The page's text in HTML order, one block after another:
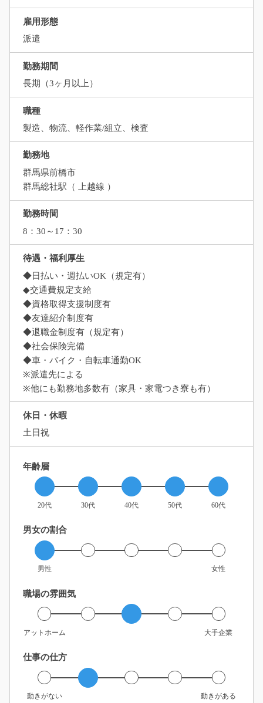
雇用形態
派遣
勤務期間
長期（3ヶ月以上）
職種
製造、物流、軽作業/組立、検査
勤務地
群馬県前橋市
群馬総社駅（ 上越線 ）
勤務時間
8：30～17：30
待遇・福利厚生
◆日払い・週払いOK（規定有）
◆交通費規定支給
◆資格取得支援制度有
◆友達紹介制度有
◆退職金制度有（規定有）
◆社会保険完備
◆車・バイク・自転車通勤OK
※派遣先による
※他にも勤務地多数有（家具・家電つき寮も有）
休日・休暇
土日祝
年齢層
20代 30代 40代 50代 60代
男女の割合
男性 女性
職場の雰囲気
アットホーム 大手企業
仕事の仕方
動きがない 動きがある